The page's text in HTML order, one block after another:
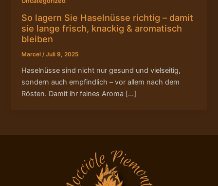
So lagern Sie Haselnüsse richtig – damit
sie lange frisch, knackig & aromatisch
bleiben
Marcel /Juli 9, 2025
Haselnüsse sind nicht nur gesund und vielseitig,
sondern auch empfindlich – vor allem nach dem
Rösten. Damit ihr feines Aroma […]